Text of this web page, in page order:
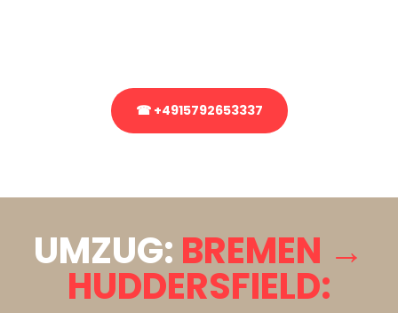
☎ +4915792653337
UMZUG: BREMEN →
HUDDERSFIELD: